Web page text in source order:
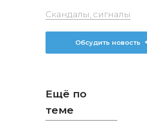
Скандалы, сигналы
Обсудить новость
Ещё по
теме